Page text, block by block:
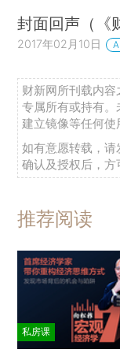
封面回声（《
2017年02月10日
财新网所刊载内
专属所有或持有
建立镜像等任何使
如有意愿转载，请
确认及授权后，方
推荐阅读
私房课